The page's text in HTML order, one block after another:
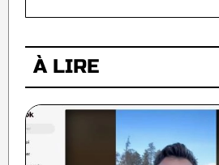
À LIRE